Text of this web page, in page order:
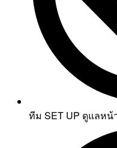
ทีม SET UP ดูแลหน้